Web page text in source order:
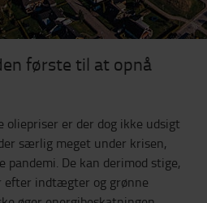
første til at opnå
oliepriser er der dog ikke udsigt
særlig meget under krisen,
pandemi. De kan derimod stige,
efter indtægter og grønne